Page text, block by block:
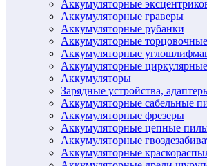
Аккумуляторные
Аккумуляторные граверы
Аккумуляторные рубанки
Аккумуляторные
Аккумуляторные
Аккумуляторные
Аккумуляторы
Зарядные устройства,
Аккумуляторные сабельные
Аккумуляторные фрезеры
Аккумуляторные цепные
Аккумуляторные
Аккумуляторные